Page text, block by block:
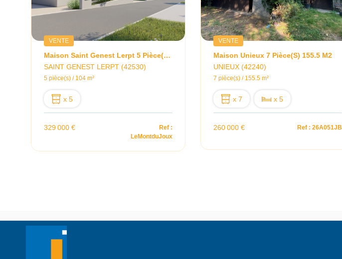
VENTE
Maison Saint Genest Lerpt 5 Pièce(s) 104 M2
SAINT GENEST LERPT (42530)
5 pièce(s) / 104 m²
x 5
329 000 €
Ref :
LeMontduJoux
VENTE
Maison Unieux 7 Pièce(s) 155.5 M2
UNIEUX (42240)
7 pièce(s) / 155.5 m²
x 7 x 5
260 000 € Ref : 26A051JB